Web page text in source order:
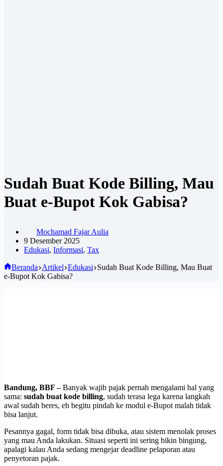
Sudah Buat Kode Billing, Mau
Buat e-Bupot Kok Gabisa?
Mochamad Fajar Aulia
9 Desember 2025
Edukasi, Informasi, Tax
Beranda Artikel Edukasi Sudah Buat Kode Billing, Mau Buat
e-Bupot Kok Gabisa?
Bandung, BBF –Banyak wajib pajak pernah mengalami hal yang
sama: sudah buat kode billing, sudah terasa lega karena langkah
awal sudah beres, eh begitu pindah ke modul e-Bupot malah tidak
bisa lanjut.
Pesannya gagal, form tidak bisa dibuka, atau sistem menolak proses
yang mau Anda lakukan. Situasi seperti ini sering bikin bingung,
apalagi kalau Anda sedang mengejar deadline pelaporan atau
penyetoran pajak.